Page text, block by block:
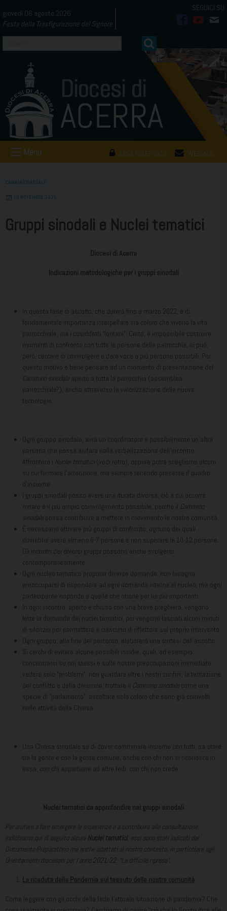
to
content
giovedì 06 agosto 2026
Festa della Trasfigurazione del Signore
AREA RISERVATA WEBMAIL
Menu
CAMMINOSINODALE
10 NOVEMBRE 2021
Gruppi sinodali e Nuclei tematici
Diocesi di Acerra
Indicazioni metodologiche per i gruppi sinodali
In questa fase di ascolto, che durerà fino a marzo 2022, è di
fondamentale importanza interpellare sia coloro che vivono la vita
parrocchiale, sia i cosiddetti “lontani”. Certo, è impossibile costruire
momenti di confronto con tutte le persone della parrocchia, si può,
però, cercare di coinvolgere e dare voce a più persone possibili. Per
questo motivo è bene pensare ad un momento di presentazione del
Cammino sinodale
aperto a tutta la parrocchia (assemblea
parrocchiale?), anche attraverso la valorizzazione delle nuove
tecnologie.
Ogni gruppo sinodale, avrà un coordinatore e possibilmente un’altra
persona che possa aiutare nella verbalizzazione dell’incontro.
Affronterà i Nuclei tematici (vedi retro), oppure potrà sceglierne alcuni
su cui fermare l’attenzione, ma sempre tenendo presente il quadro
d’insieme.
I gruppi sinodali posso avere una durata diversa; ciò a cui occorre
mirare è il più ampio coinvolgimento possibile, perché il Cammino
sinodale possa contribuire a mettere in movimento le nostre comunità.
È necessario attivare più gruppi di confronto, ognuno dei quali
dovrebbe avere almeno 6-7 persone e non superare le 10-12 persone.
Gli incontri dei diversi gruppi possono anche svolgersi
contemporaneamente.
Ogni nucleo tematico propone diverse domande; non bisogna
preoccuparsi di rispondere ad ogni domanda interna al nucleo, ma ogni
partecipante risponde a quelle che ritiene per lui più importanti.
In ogni incontro, aperto e chiuso con una breve preghiera, vengono
lette le domande dei nuclei tematici, poi vengono lasciati alcuni minuti
di silenzio per permettere a ciascuno di riflettere sul proprio intervento.
Ogni gruppo, alla fine del percorso, elaborerà una sintesi dell’ascolto.
Si cerchi di evitare alcune possibili insidie, quali, ad esempio:
concentrarsi su noi stessi e sulle nostre preoccupazioni immediate;
vedere solo “problemi”; non guardare oltre i nostri confini; la tentazione
del conflitto e della divisione; trattare il Cammino sinodale come una
specie di “parlamento”; ascoltare solo coloro che sono già coinvolti
nelle attività della Chiesa.
Una Chiesa sinodale sa di dover camminare insieme con tutti, sa stare
tra la gente e con la gente comune, anche con chi non si riconosce in
essa, con chi appartiene ad altre fedi, con chi non crede.
Nuclei tematici da approfondire nei gruppi sinodali
Per aiutare a fare emergere le esperienze e a contribuire alla consultazione,
indichiamo qui di seguito alcuni
Nuclei tematici; essi sono stati indicati dal
Documento Preparatorio ma anche adattati al nostro contesto, in particolare agli
Orientamenti diocesani per l’anno 2021-22: “La difficile ripresa”.
La ricaduta della Pandemia sul tessuto delle nostre comunità
Come leggere con gli occhi della fede l’attuale situazione di pandemia? Che